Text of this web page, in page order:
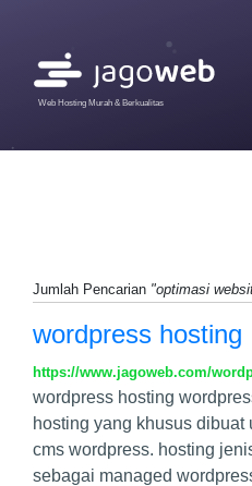
Web Hosting Murah & Berkualitas
Jumlah Pencarian "optimasi
wordpress hosting
https://www.jagoweb.com/
wordpress hosting
hosting yang khusus
cms wordpress. hosting
sebagai managed